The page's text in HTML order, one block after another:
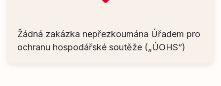
Žádná zakázka nepřezkoumána Úřadem pro
ochranu hospodářské soutěže („ÚOHS“)